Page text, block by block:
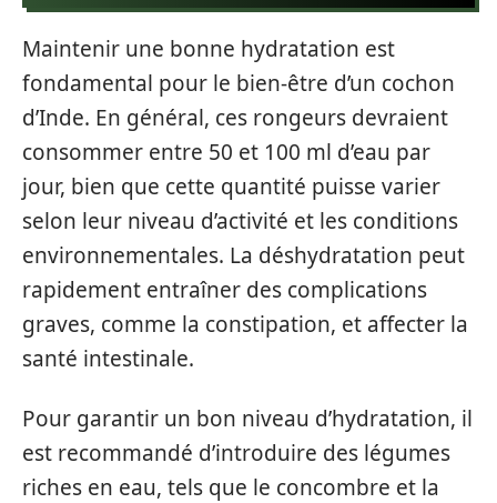
Maintenir une bonne hydratation est
fondamental pour le bien-être d’un cochon
d’Inde. En général, ces rongeurs devraient
consommer entre 50 et 100 ml d’eau par
jour, bien que cette quantité puisse varier
selon leur niveau d’activité et les conditions
environnementales. La déshydratation peut
rapidement entraîner des complications
graves, comme la constipation, et affecter la
santé intestinale.
Pour garantir un bon niveau d’hydratation, il
est recommandé d’introduire des légumes
riches en eau, tels que le concombre et la